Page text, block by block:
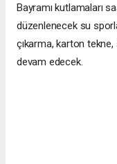
Bayramı kutlamaları
düzenlenecek su
çıkarma, karton tekne,
devam edecek.